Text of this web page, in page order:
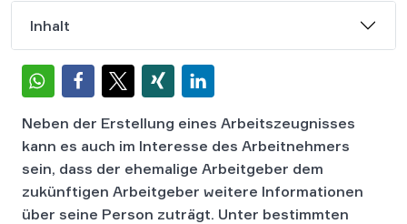
Inhalt
Neben der Erstellung eines Arbeitszeugnisses
kann es auch im Interesse des Arbeitnehmers
sein, dass der ehemalige Arbeitgeber dem
zukünftigen Arbeitgeber weitere Informationen
über seine Person zuträgt. Unter bestimmten